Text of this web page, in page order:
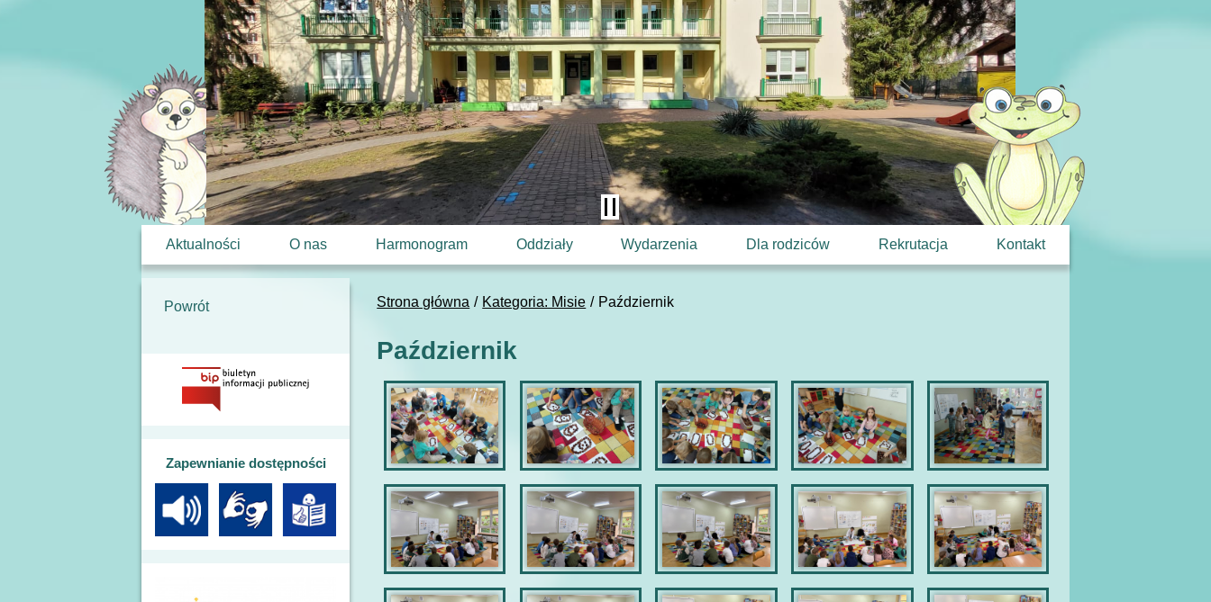
Aktualności O nas Harmonogram Oddziały Wydarzenia Dla rodziców Rekrutacja Kontakt
Strona główna Kategoria: Misie Październik
Październik
Powrót
Zapewnianie dostępności